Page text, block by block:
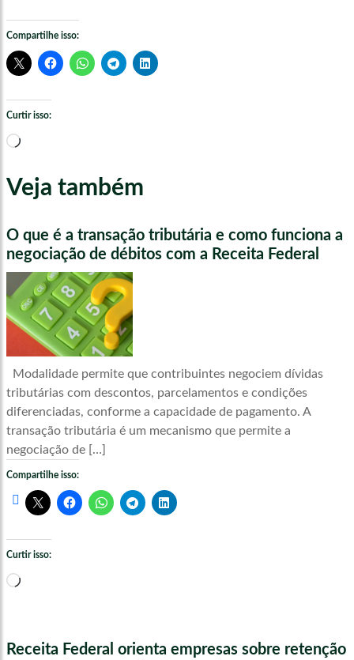
Compartilhe isso:
Curtir isso:
Carregando...
Veja também
O que é a transação tributária e como funciona a
negociação de débitos com a Receita Federal
Modalidade permite que contribuintes negociem dívidas
tributárias com descontos, parcelamentos e condições
diferenciadas, conforme a capacidade de pagamento. A
transação tributária é um mecanismo que permite a
negociação de […]
Compartilhe isso:
Curtir isso:
Carregando...
Receita Federal orienta empresas sobre retenção